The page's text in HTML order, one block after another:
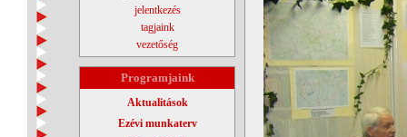
jelentkezés
tagjaink
vezetőség
Programjaink
Aktualitások
Ezévi munkaterv